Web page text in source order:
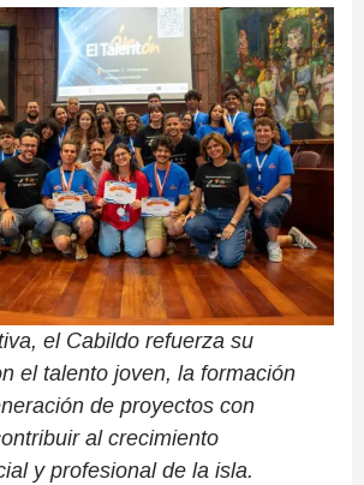
el Cabildo refuerza su
el talento joven, la formación
de proyectos con
al crecimiento
y profesional de la isla.